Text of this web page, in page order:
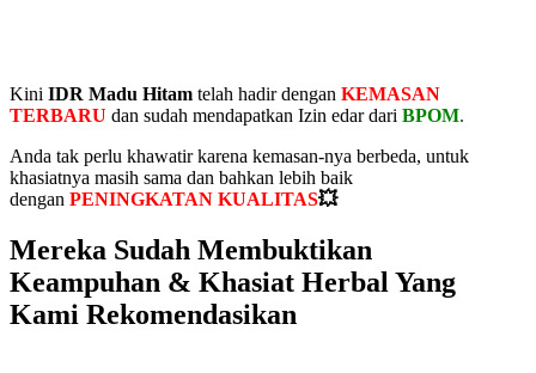
Kini IDR Madu Hitam telah hadir dengan KEMASAN
TERBARU dan sudah mendapatkan Izin edar dari BPOM.
Anda tak perlu khawatir karena kemasan-nya berbeda, untuk
khasiatnya masih sama dan bahkan lebih baik
dengan PENINGKATAN KUALITAS💥
Mereka Sudah Membuktikan
Keampuhan & Khasiat Herbal Yang
Kami Rekomendasikan